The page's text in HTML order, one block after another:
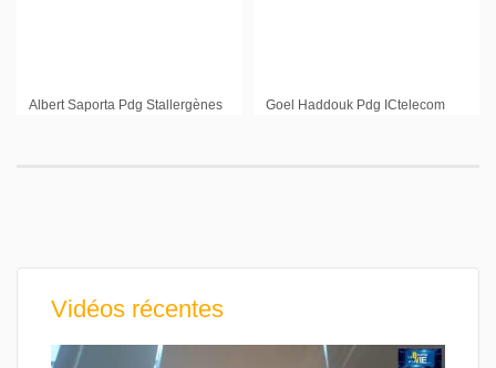
Albert Saporta Pdg Stallergènes Goel Haddouk Pdg ICtelecom
Vidéos récentes